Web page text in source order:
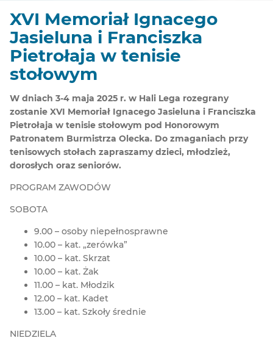
XVI Memo riał Ignacego
Jasieluna i Franciszka
Pietrołaja w tenisie
stołowym
W dniach 3-4 maja 2025 r. w Hali Lega rozegrany
zostanie XVI Memoriał Ignacego Jasieluna i Franciszka
Pietrołaja w tenisie stołowym pod Honorowym
Patronatem Burmistrza Olecka. Do zmaganiach przy
tenisowych stołach zapraszamy dzieci, młodzież,
dorosłych oraz seniorów.
PROGRAM ZAWODÓW
SOBOTA
9.00 – osoby niepełnosprawne
10.00 – kat. „zerówka”
10.00 – kat. Skrzat
10.00 – kat. Żak
11.00 – kat. Młodzik
12.00 – kat. Kadet
13.00 – kat. Szkoły średnie
NIEDZIELA